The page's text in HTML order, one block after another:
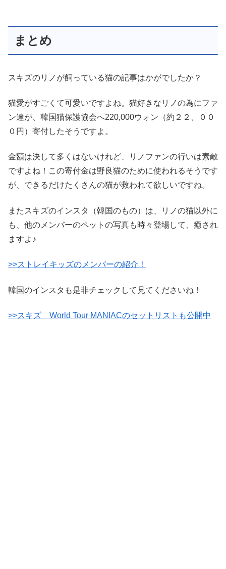
まとめ
スキズのリノが飼っている猫の記事はかがでしたか？
猫愛がすごくて可愛いですよね。猫好きなリノの為にファ
ン達が、韓国猫保護協会へ220,000ウォン（約２２、００
０円）寄付したそうですよ。
金額は決して多くはないけれど、リノファンの行いは素敵
ですよね！この寄付金は野良猫のために使われるそうです
が、できるだけたくさんの猫が救われて欲しいですね。
またスキズのインスタ（韓国のもの）は、リノの猫以外に
も、他のメンバーのペットの写真も時々登場して、癒され
ますよ♪
>>ストレイキッズのメンバーの紹介！
韓国のインスタも是非チェックして見てくださいね！
>>スキズ World Tour MANIACのセットリストも公開中